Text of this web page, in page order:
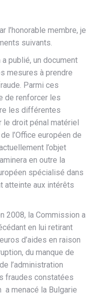
l’honorable membre, je
suivants.
publié, un document
mesures à prendre
Parmi ces
de renforcer les
les différentes
le droit pénal matériel
l’Office européen de
l’objet
en outre la
spécialisé dans
atteinte aux intérêts
2008, la Commission a
en lui retirant
d’aides en raison
du manque de
l’administration
fraudes constatées
a menacé la Bulgarie